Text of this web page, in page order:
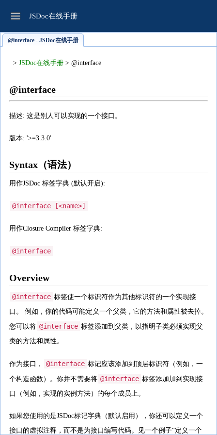
JSDoc在线手册
@interface - JSDoc在线手册
> JSDoc在线手册 > @interface
@interface
描述: 这是别人可以实现的一个接口。
版本: '>=3.3.0'
Syntax（语法）
用作JSDoc 标签字典 (默认开启):
@interface [<name>]
用作Closure Compiler 标签字典:
@interface
Overview
@interface 标签使一个标识符作为其他标识符的一个实现接
口。 例如，你的代码可能定义一个父类，它的方法和属性被去掉。
您可以将 @interface 标签添加到父类，以指明子类必须实现父
类的方法和属性。
作为接口， @interface 标记应该添加到顶层标识符（例如，一
个构造函数）。你并不需要将 @interface 标签添加加到实现接
口（例如，实现的实例方法）的每个成员上。
如果您使用的是JSDoc标记字典（默认启用），你还可以定义一个
接口的虚拟注释，而不是为接口编写代码。见一个例子“定义一个